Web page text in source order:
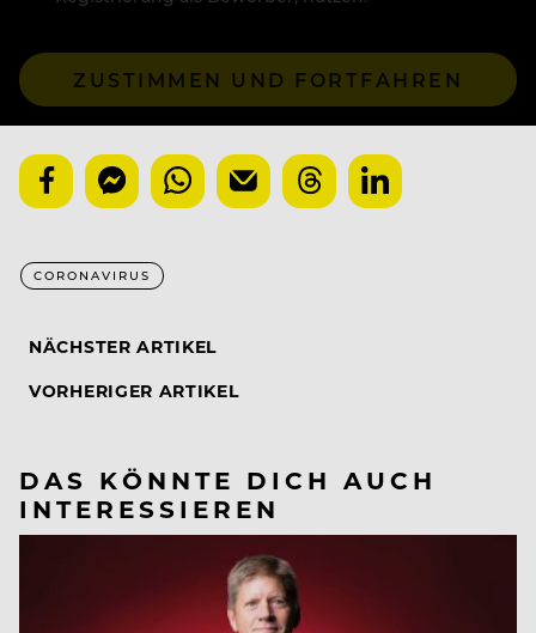
ZUSTIMMEN UND FORTFAHREN
CORONAVIRUS
NÄCHSTER ARTIKEL
VORHERIGER ARTIKEL
DAS KÖNNTE DICH AUCH
INTERESSIEREN